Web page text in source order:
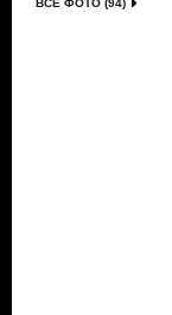
ВСЕ ФОТО (94)